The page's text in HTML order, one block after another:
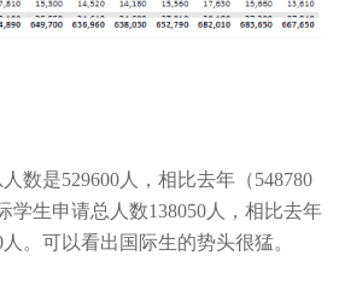
数是529600 人，相比去年（548780
学生申请总人数138050 人，相比去年
人。 可以看出国际生的势头很猛。